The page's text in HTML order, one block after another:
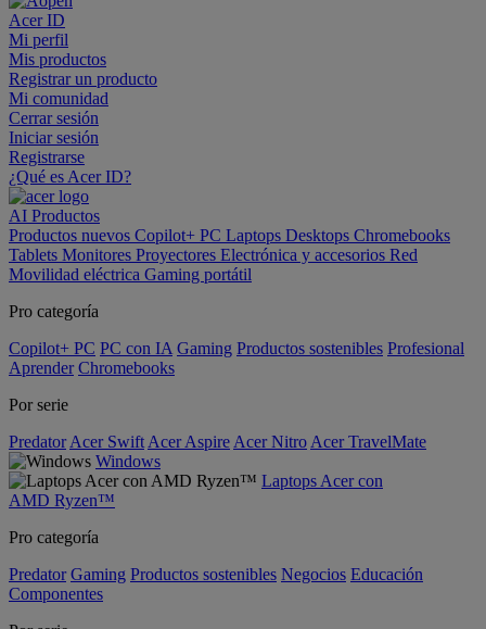
Acer ID
Mi perfil
Mis productos
Registrar un producto
Mi comunidad
Cerrar sesión
Iniciar sesión
Registrarse
¿Qué es Acer ID?
AI Productos
Productos nuevos Copilot+ PC Laptops Desktops Chromebooks
Tablets Monitores Proyectores Electrónica y accesorios Red
Movilidad eléctrica Gaming portátil
Pro categoría
Copilot+ PC PC con IA Gaming Productos sostenibles Profesional
Aprender Chromebooks
Por serie
Predator Acer Swift Acer Aspire Acer Nitro Acer TravelMate
Windows
Laptops Acer con
AMD Ryzen™
Pro categoría
Predator Gaming Productos sostenibles Negocios Educación
Componentes